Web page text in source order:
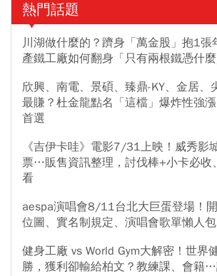
熱門話題
川湖做什麼的？躋身「萬金股」抱1
產鐵工廠如何翻身「只有兩根鐵憑什
欣興、南電、景碩、臻鼎-KY、金居、
最賺？杜金龍點名「這檔」爆炸性強
首選
《吉伊卡哇》電影7/31上映！威秀影
票…販售資訊整理，討伐棒+小卡必收
看
aespa演唱會8/11台北大巨蛋登場！
位圖、實名制規定、演唱會歌單懶人包
健身工廠 vs World Gym大解密！世界
勝，獲利卻輸給柏文？教練課、會籍